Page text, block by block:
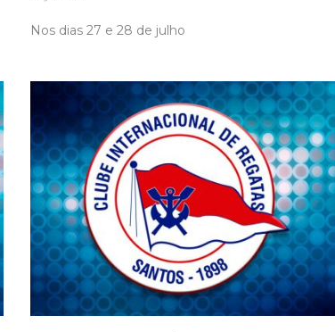
Nos dias 27 e 28 de julho